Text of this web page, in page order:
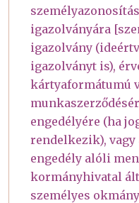
igazolványára
igazolvány
igazolványt is),
kártyaformátumú
engedélyére (ha
rendelkezik),
engedély alóli
kormányhivatal
személyes